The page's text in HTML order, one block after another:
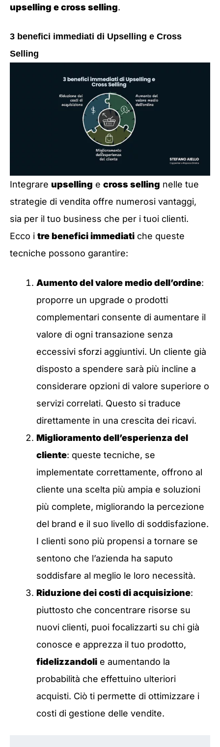
upselling e cross selling.
3 benefici immediati di Upselling e Cross
Selling
Integrare upselling e cross selling nelle tue
strategie di vendita offre numerosi vantaggi,
sia per il tuo business che per i tuoi clienti.
Ecco i tre benefici immediati che queste
tecniche possono garantire:
Aumento del valore medio dell’ordine:
proporre un upgrade o prodotti
complementari consente di aumentare il
valore di ogni transazione senza
eccessivi sforzi aggiuntivi. Un cliente già
disposto a spendere sarà più incline a
considerare opzioni di valore superiore o
servizi correlati. Questo si traduce
direttamente in una crescita dei ricavi.
Miglioramento dell’esperienza del
cliente: queste tecniche, se
implementate correttamente, offrono al
cliente una scelta più ampia e soluzioni
più complete, migliorando la percezione
del brand e il suo livello di soddisfazione.
I clienti sono più propensi a tornare se
sentono che l’azienda ha saputo
soddisfare al meglio le loro necessità.
Riduzione dei costi di acquisizione:
piuttosto che concentrare risorse su
nuovi clienti, puoi focalizzarti su chi già
conosce e apprezza il tuo prodotto,
fidelizzandoli e aumentando la
probabilità che effettuino ulteriori
acquisti. Ciò ti permette di ottimizzare i
costi di gestione delle vendite.